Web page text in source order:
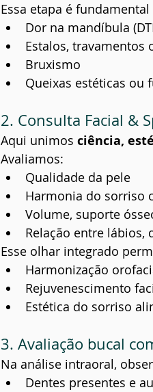
Essa etapa é
Dor na mandíbula
Estalos, travamentos
Bruxismo
Queixas estéticas ou
2. Consulta Facial &
Aqui unimos ciência,
Avaliamos:
Qualidade da pele
Harmonia do sorriso
Volume, suporte
Relação entre lábios,
Esse olhar integrado
Harmonização
Rejuvenescimento
Estética do sorriso
3. Avaliação bucal
Na análise intraoral,
Dentes presentes e